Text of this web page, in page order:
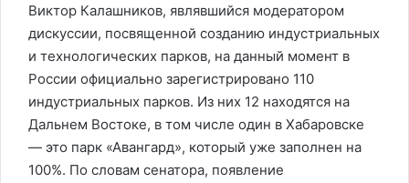
Виктор Калашников, являвшийся модератором
дискуссии, посвященной созданию индустриальных
и технологических парков, на данный момент в
России официально зарегистрировано 110
индустриальных парков. Из них 12 находятся на
Дальнем Востоке, в том числе один в Хабаровске
— это парк «Авангард», который уже заполнен на
100%. По словам сенатора, появление